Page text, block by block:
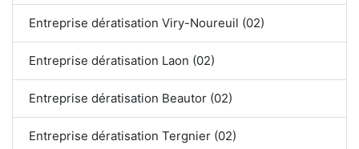
Entreprise dératisation Viry-Noureuil (02)
Entreprise dératisation Laon (02)
Entreprise dératisation Beautor (02)
Entreprise dératisation Tergnier (02)